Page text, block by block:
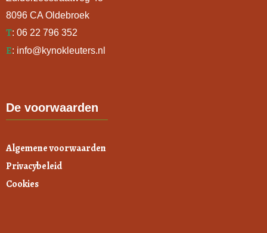
8096 CA Oldebroek
T: 06 22 796 352
E: info@kynokleuters.nl
De voorwaarden
Algemene voorwaarden
Privacybeleid
Cookies